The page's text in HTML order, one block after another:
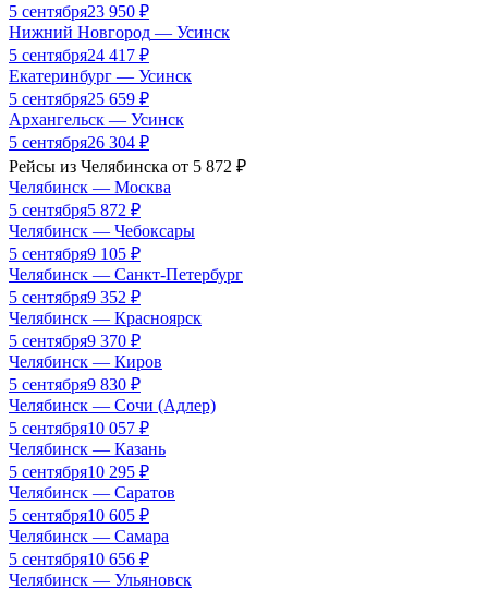
5 сентября23 950 ₽
Нижний Новгород — Усинск
5 сентября24 417 ₽
Екатеринбург — Усинск
5 сентября25 659 ₽
Архангельск — Усинск
5 сентября26 304 ₽
Рейсы из Челябинска от 5 872 ₽
Челябинск — Москва
5 сентября5 872 ₽
Челябинск — Чебоксары
5 сентября9 105 ₽
Челябинск — Санкт-Петербург
5 сентября9 352 ₽
Челябинск — Красноярск
5 сентября9 370 ₽
Челябинск — Киров
5 сентября9 830 ₽
Челябинск — Сочи (Адлер)
5 сентября10 057 ₽
Челябинск — Казань
5 сентября10 295 ₽
Челябинск — Саратов
5 сентября10 605 ₽
Челябинск — Самара
5 сентября10 656 ₽
Челябинск — Ульяновск